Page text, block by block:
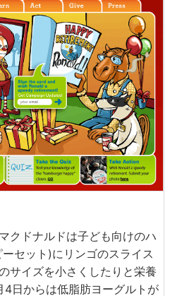
クドナルドは子ども向けのハ
セット)にリンゴのスライス
サイズを小さくしたりと栄養
日からは低脂肪ヨーグルトが